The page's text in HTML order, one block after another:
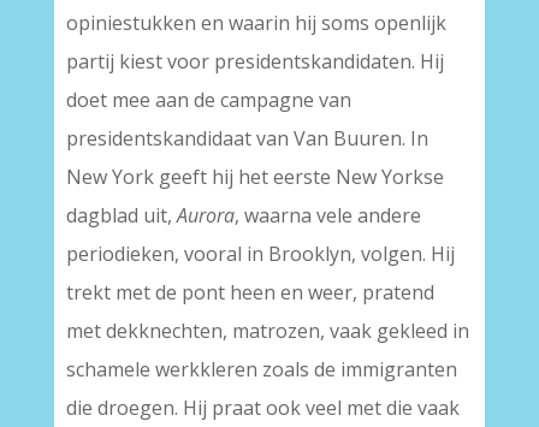
opiniestukken en waarin hij soms openlijk
partij kiest voor presidentskandidaten. Hij
doet mee aan de campagne van
presidentskandidaat van Van Buuren. In
New York geeft hij het eerste New Yorkse
dagblad uit,Aurora, waarna vele andere
periodieken, vooral in Brooklyn, volgen. Hij
trekt met de pont heen en weer, pratend
met dekknechten, matrozen, vaak gekleed in
schamele werkkleren zoals de immigranten
die droegen. Hij praat ook veel met die vaak